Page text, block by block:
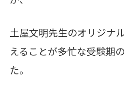
土屋文明先生のオリジナ
えることが多忙な受験期
た。